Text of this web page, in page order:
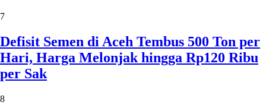
7
Defisit Semen di Aceh Tembus 500 Ton per
Hari, Harga Melonjak hingga Rp120 Ribu
per Sak
8